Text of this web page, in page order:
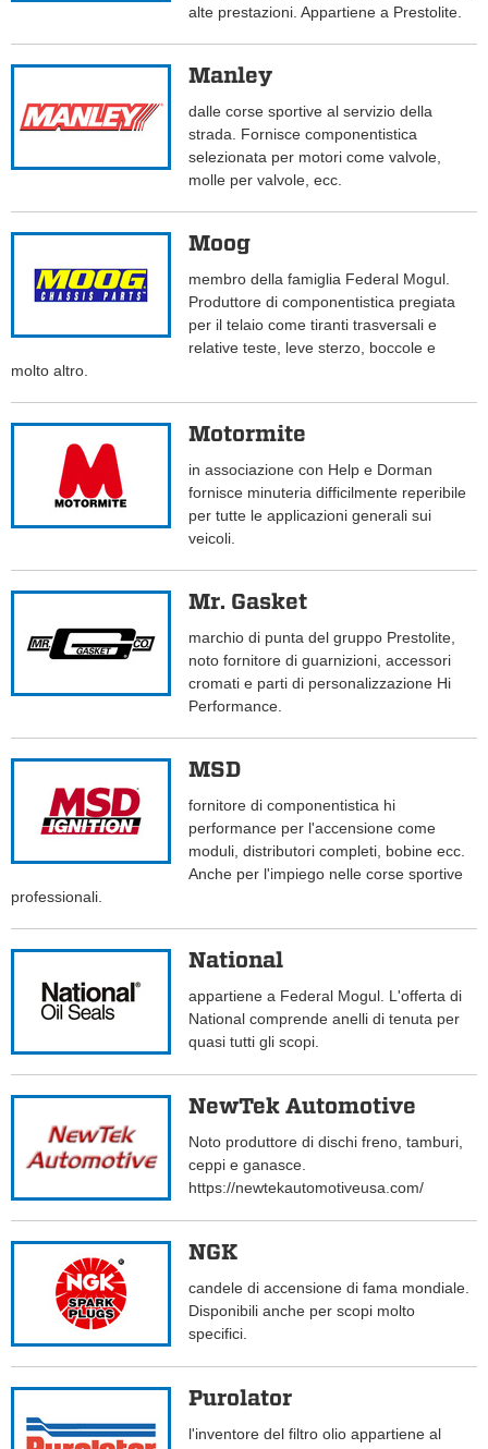
alte prestazioni. Appartiene a Prestolite.
Manley
dalle corse sportive al servizio della
strada. Fornisce componentistica
selezionata per motori come valvole,
molle per valvole, ecc.
Moog
membro della famiglia Federal Mogul.
Produttore di componentistica pregiata
per il telaio come tiranti trasversali e
relative teste, leve sterzo, boccole e
molto altro.
Motormite
in associazione con Help e Dorman
fornisce minuteria difficilmente reperibile
per tutte le applicazioni generali sui
veicoli.
Mr. Gasket
marchio di punta del gruppo Prestolite,
noto fornitore di guarnizioni, accessori
cromati e parti di personalizzazione Hi
Performance.
MSD
fornitore di componentistica hi
performance per l'accensione come
moduli, distributori completi, bobine ecc.
Anche per l'impiego nelle corse sportive
professionali.
National
appartiene a Federal Mogul. L'offerta di
National comprende anelli di tenuta per
quasi tutti gli scopi.
NewTek Automotive
Noto produttore di dischi freno, tamburi,
ceppi e ganasce.
https://newtekautomotiveusa.com/
NGK
candele di accensione di fama mondiale.
Disponibili anche per scopi molto
specifici.
Purolator
l'inventore del filtro olio appartiene al